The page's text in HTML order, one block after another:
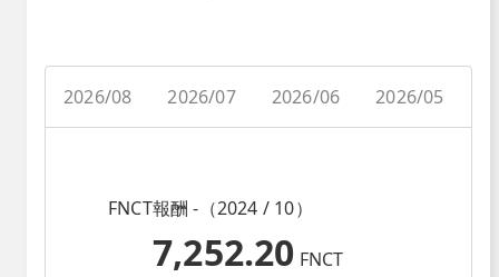
2026/08 2026/07 2026/06 2026/05
FNCT報酬 -（2024 / 10）
7,252.20 FNCT